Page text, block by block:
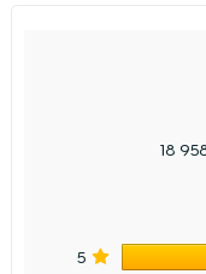
18
5